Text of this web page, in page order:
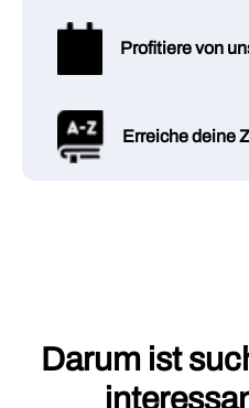
Profitiere von
Erreiche deine
Darum ist